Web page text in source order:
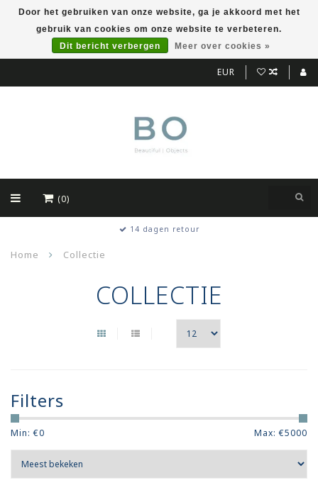
EUR
(0)
Kwalitatieve producten
Home Collectie
COLLECTIE
Filters
Min: €0 Max: €5000
Door het gebruiken van onze website, ga je akkoord met het
gebruik van cookies om onze website te verbeteren.
Dit bericht verbergen
Meer over cookies »